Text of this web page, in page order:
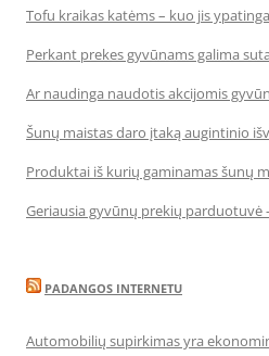
Tofu kraikas katėms – kuo jis
Perkant prekes gyvūnams galima
Ar naudinga naudotis akcijomis
Šunų maistas daro įtaką augintinio
Produktai iš kurių gaminamas šunų
Geriausia gyvūnų prekių parduotuvė
PADANGOS INTERNETU
Automobilių supirkimas yra